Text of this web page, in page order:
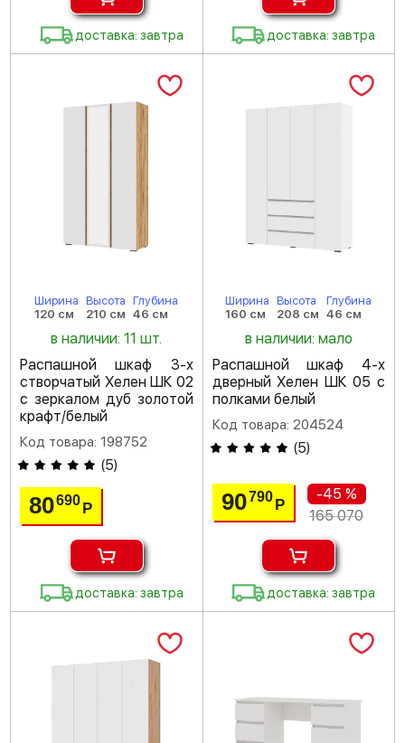
доставка: завтра доставка: завтра
Ширина
120 см
Высота
210 см
Глубина
46 см
в наличии: 11 шт.
Распашной шкаф 3-х
створчатый Хелен ШК 02
с зеркалом дуб золотой
крафт/белый
Код товара: 198752
(5)
80690Р
доставка: завтра
Ширина
160 см
Высота
208 см
Глубина
46 см
в наличии: мало
Распашной шкаф 4-х
дверный Хелен ШК 05 с
полками белый
Код товара: 204524
(5)
90790 Р
-45 %
165 070
доставка: завтра